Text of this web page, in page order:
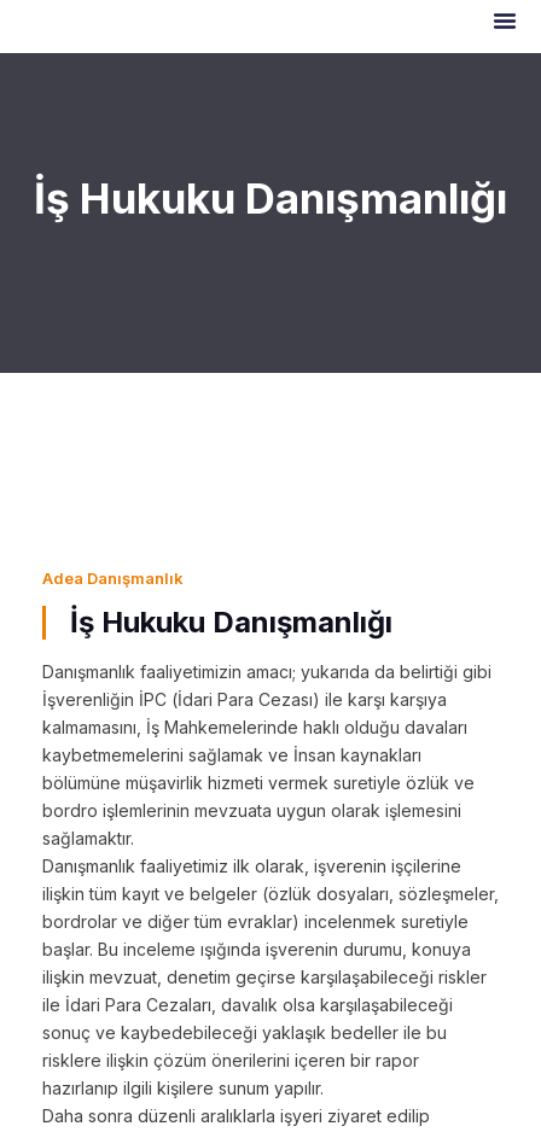
İş Hukuku Danışmanlığı
Adea Danışmanlık
İş Hukuku Danışmanlığı
Danışmanlık faaliyetimizin amacı; yukarıda da belirtiği gibi
İşverenliğin İPC (İdari Para Cezası) ile karşı karşıya
kalmamasını, İş Mahkemelerinde haklı olduğu davaları
kaybetmemelerini sağlamak ve İnsan kaynakları
bölümüne müşavirlik hizmeti vermek suretiyle özlük ve
bordro işlemlerinin mevzuata uygun olarak işlemesini
sağlamaktır.
Danışmanlık faaliyetimiz ilk olarak, işverenin işçilerine
ilişkin tüm kayıt ve belgeler (özlük dosyaları, sözleşmeler,
bordrolar ve diğer tüm evraklar) incelenmek suretiyle
başlar. Bu inceleme ışığında işverenin durumu, konuya
ilişkin mevzuat, denetim geçirse karşılaşabileceği riskler
ile İdari Para Cezaları, davalık olsa karşılaşabileceği
sonuç ve kaybedebileceği yaklaşık bedeller ile bu
risklere ilişkin çözüm önerilerini içeren bir rapor
hazırlanıp ilgili kişilere sunum yapılır.
Daha sonra düzenli aralıklarla işyeri ziyaret edilip